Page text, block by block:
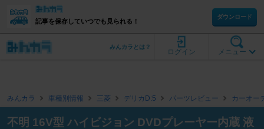
記事を保存していつでも見られる！
ダウンロード
メニュー
ログイン
みんカラとは？
みんカラ 車種別情報 三菱 デリカD:5 パーツレビュー カーオー
不明 16V型 ハイビジョン DVDプレーヤー内蔵 液